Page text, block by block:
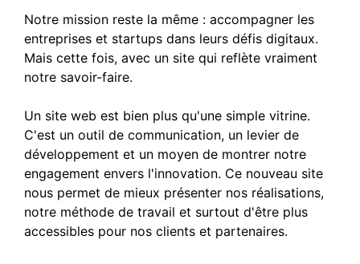
Notre mission reste la même : accompagner les
entreprises et startups dans leurs défis digitaux.
Mais cette fois, avec un site qui reflète vraiment
notre savoir-faire.
Un site web est bien plus qu'une simple vitrine.
C'est un outil de communication, un levier de
développement et un moyen de montrer notre
engagement envers l'innovation. Ce nouveau site
nous permet de mieux présenter nos réalisations,
notre méthode de travail et surtout d'être plus
accessibles pour nos clients et partenaires.